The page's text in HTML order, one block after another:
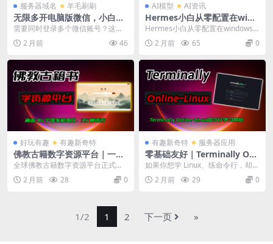
服务器域名 羊毛刷刷
无限多开电脑版微信，小白都
能搞定｜无数量限制 · 完全免
费
需要同时登录多个微信账号？这篇
文章分享几种微信多开的实用方
法。 方法一：命令行多...
2 月前 46
AI模型 AI资讯
Hermes小白从零配置在wind
ows上，养马体验提升2倍以
上，再不用担心环境崩溃等 问
题困扰
Hermes小白从零配置在windows
上，养马体验提升2倍以上，再不用
担心环境...
2 月前 65 0
好玩有趣 有趣新奇特
佛教古籍数字资源平台｜一键
穿越千年，免费研读浩瀚佛典
全球佛教古籍数字资源平台正式分
享！覆盖 34 个国家地区、35 种语
言，集齐汉传...
2 月前 28 0
有趣新奇特 服务器应用
零基础友好｜Terminally Onli
ne 免费 Linux 命令行实战网
站
如果你想学 Linux、练命令行，却被
“装系统、搭虚拟机、配环境” 劝
退，那今...
2 月前 29 0
1/2 1 2 下一页 »